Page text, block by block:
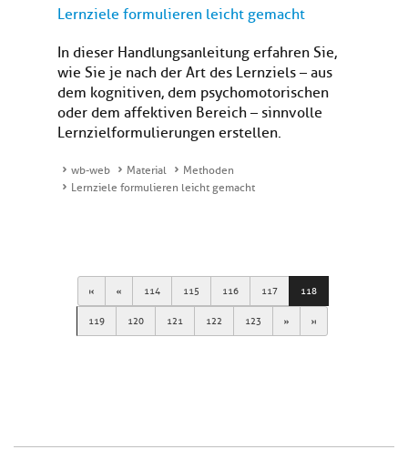
Lernziele formulieren leicht gemacht
In dieser Handlungsanleitung erfahren Sie,
wie Sie je nach der Art des Lernziels – aus
dem kognitiven, dem psychomotorischen
oder dem affektiven Bereich – sinnvolle
Lernzielformulierungen erstellen.
wb-web Material
Methoden
Lernziele formulieren leicht gemacht
First Previous
114 115 116 117 118
119 120 121 122 123 Next Last